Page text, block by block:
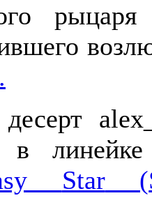
alex
в
Star(